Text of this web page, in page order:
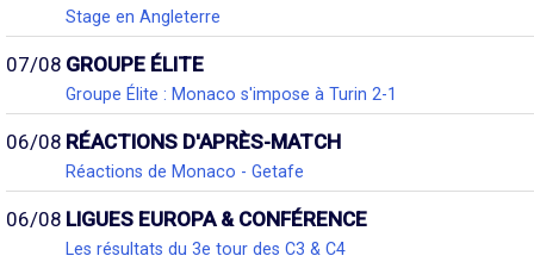
Stage en Angleterre
07/08 GROUPE ÉLITE
Groupe Élite : Monaco s'impose à Turin 2-1
06/08 RÉACTIONS D'APRÈS-MATCH
Réactions de Monaco - Getafe
06/08 LIGUES EUROPA & CONFÉRENCE
Les résultats du 3e tour des C3 & C4